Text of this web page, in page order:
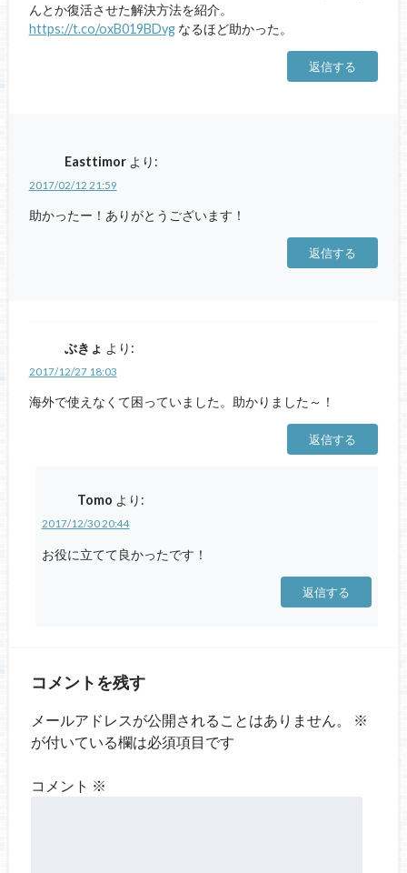
んとか復活させた解決方法を紹介。
https://t.co/oxB019BDvgなるほど助かった。
返信する
Easttimor より:
2017/02/12 21:59
助かったー！ありがとうございます！
返信する
ぶきょ より:
2017/12/27 18:03
海外で使えなくて困っていました。助かりました～！
返信する
Tomo より:
2017/12/30 20:44
お役に立てて良かったです！
返信する
コメントを残す
メールアドレスが公開されることはありません。
※
が付いている欄は必須項目です
コメント ※